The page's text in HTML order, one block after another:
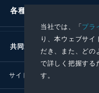
当社では、「プラ
り、本ウェブサイ
だき、また、どの
で詳しく把握する
す。
各種お問い合わせ
共同通信社グループ
サイトポリシー